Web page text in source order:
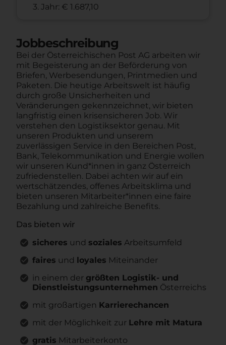
3. Jahr: € 1.687,10
Jobbeschreibung
Bei der Österreichischen Post AG arbeiten wir
mit Begeisterung an der Beförderung von
Briefen, Werbesendungen, Printmedien und
Paketen. Die heutige Arbeitswelt ist häufig
durch große Unsicherheiten und
Veränderungen gekennzeichnet, wir bieten
langfristig einen krisensicheren Job. Wir
verstehen den Logistiksektor genau. Mit
unseren Produkten und unserem
zuverlässigen Service in den Bereichen Post,
Bank, Telekommunikation und Energie wollen
wir unseren Kund*innen in ganz Österreich
zufriedenstellen. Dabei achten wir auf ein
wertschätzendes, offenes Arbeitsklima und
bieten unseren Mitarbeiter*innen eine faire
Bezahlung und zahlreiche Benefits.
Das bieten wir
sicheres und soziales Arbeitsumfeld
faires und loyales Miteinander
in einem der größten Logistik- und
Dienstleistungsunternehmen Österreichs
mit großartigen Karrierechancen
mit der Möglichkeit zur Lehre mit Matura
gratis Mitarbeiterkonto